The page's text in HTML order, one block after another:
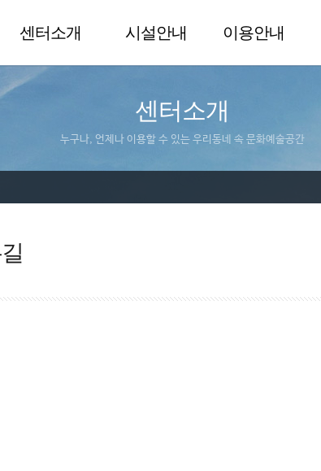
센터소개 시설안내 이용안내
센터소개
누구나, 언제나 이용할 수 있는 우리동네 속 문화예술공간